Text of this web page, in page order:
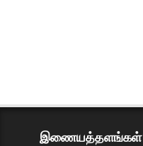
இணையத்தளங்கள்